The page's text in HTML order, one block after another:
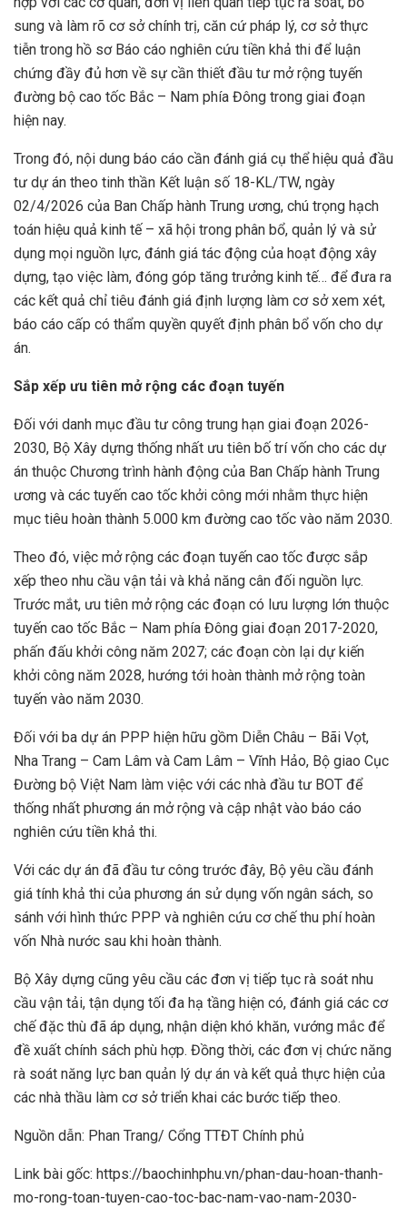
sung và làm rõ cơ sở chính trị, căn cứ pháp lý, cơ sở thực
tiễn trong hồ sơ Báo cáo nghiên cứu tiền khả thi để luận
chứng đầy đủ hơn về sự cần thiết đầu tư mở rộng tuyến
đường bộ cao tốc Bắc – Nam phía Đông trong giai đoạn
hiện nay.
Trong đó, nội dung báo cáo cần đánh giá cụ thể hiệu quả đầu
tư dự án theo tinh thần Kết luận số 18-KL/TW, ngày
02/4/2026 của Ban Chấp hành Trung ương, chú trọng hạch
toán hiệu quả kinh tế – xã hội trong phân bổ, quản lý và sử
dụng mọi nguồn lực, đánh giá tác động của hoạt động xây
dựng, tạo việc làm, đóng góp tăng trưởng kinh tế… để đưa ra
các kết quả chỉ tiêu đánh giá định lượng làm cơ sở xem xét,
báo cáo cấp có thẩm quyền quyết định phân bổ vốn cho dự
án.
Sắp xếp ưu tiên mở rộng các đoạn tuyến
Đối với danh mục đầu tư công trung hạn giai đoạn 2026-
2030, Bộ Xây dựng thống nhất ưu tiên bố trí vốn cho các dự
án thuộc Chương trình hành động của Ban Chấp hành Trung
ương và các tuyến cao tốc khởi công mới nhằm thực hiện
mục tiêu hoàn thành 5.000 km đường cao tốc vào năm 2030.
Theo đó, việc mở rộng các đoạn tuyến cao tốc được sắp
xếp theo nhu cầu vận tải và khả năng cân đối nguồn lực.
Trước mắt, ưu tiên mở rộng các đoạn có lưu lượng lớn thuộc
tuyến cao tốc Bắc – Nam phía Đông giai đoạn 2017-2020,
phấn đấu khởi công năm 2027; các đoạn còn lại dự kiến
khởi công năm 2028, hướng tới hoàn thành mở rộng toàn
tuyến vào năm 2030.
Đối với ba dự án PPP hiện hữu gồm Diễn Châu – Bãi Vọt,
Nha Trang – Cam Lâm và Cam Lâm – Vĩnh Hảo, Bộ giao Cục
Đường bộ Việt Nam làm việc với các nhà đầu tư BOT để
thống nhất phương án mở rộng và cập nhật vào báo cáo
nghiên cứu tiền khả thi.
Với các dự án đã đầu tư công trước đây, Bộ yêu cầu đánh
giá tính khả thi của phương án sử dụng vốn ngân sách, so
sánh với hình thức PPP và nghiên cứu cơ chế thu phí hoàn
vốn Nhà nước sau khi hoàn thành.
Bộ Xây dựng cũng yêu cầu các đơn vị tiếp tục rà soát nhu
cầu vận tải, tận dụng tối đa hạ tầng hiện có, đánh giá các cơ
chế đặc thù đã áp dụng, nhận diện khó khăn, vướng mắc để
đề xuất chính sách phù hợp. Đồng thời, các đơn vị chức năng
rà soát năng lực ban quản lý dự án và kết quả thực hiện của
các nhà thầu làm cơ sở triển khai các bước tiếp theo.
Nguồn dẫn: Phan Trang/ Cổng TTĐT Chính phủ
Link bài gốc: https://baochinhphu.vn/phan-dau-hoan-thanh-
mo-rong-toan-tuyen-cao-toc-bac-nam-vao-nam-2030-